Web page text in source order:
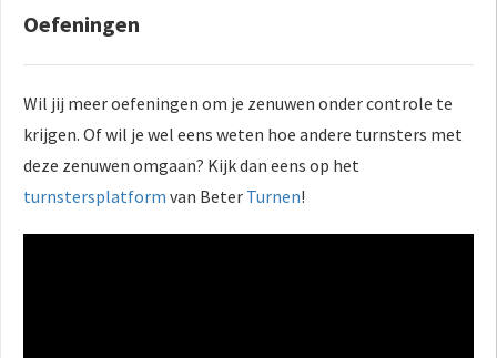
Oefeningen
Wil jij meer oefeningen om je zenuwen onder controle te
krijgen. Of wil je wel eens weten hoe andere turnsters met
deze zenuwen omgaan? Kijk dan eens op het
turnstersplatform van Beter Turnen!